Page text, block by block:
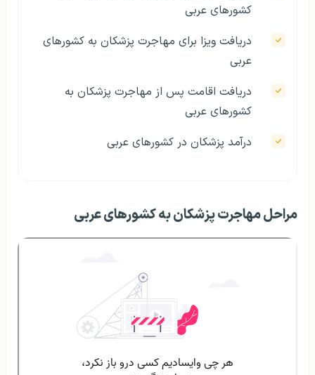
کشورهای عربی
دریافت ویزا برای مهاجرت پزشکان به کشورهای
عربی
دریافت اقامت پس از مهاجرت پزشکان به
کشورهای عربی
درآمد پزشکان در کشورهای عربی
مراحل مهاجرت پزشکان به کشورهای عربی